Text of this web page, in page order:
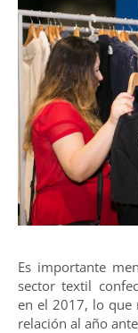
Es importante
sector textil
en el 2017, lo que
relación al año